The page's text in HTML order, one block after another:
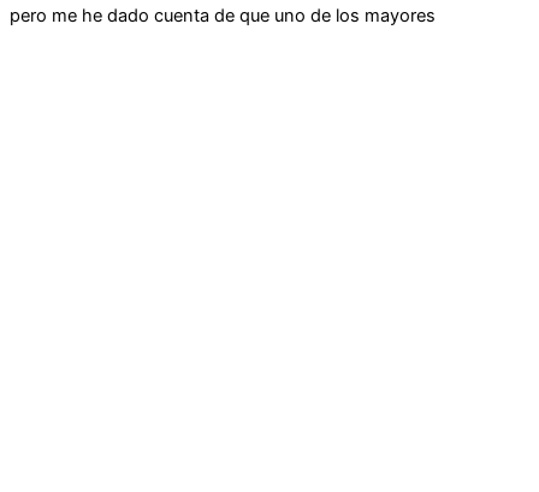
pero me he dado cuenta de que uno de los mayores